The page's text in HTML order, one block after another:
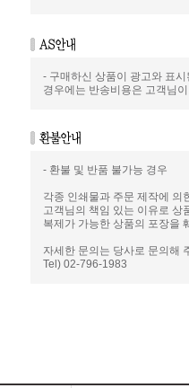
- 구매하신 상품이 광고와 표
경우에는 반송비용은 고객님
- 환불 및 반품 불가능 경우
각종 인쇄물과 주문 제작에 의
고객님의 책임 있는 이유로 상
복제가 가능한 상품의 포장을
자세한 문의는 당사로 문의해
Tel) 02-796-1983